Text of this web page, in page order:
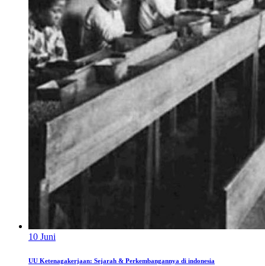
10 Juni
UU Ketenagakerjaan: Sejarah & Perkembangannya di indonesia